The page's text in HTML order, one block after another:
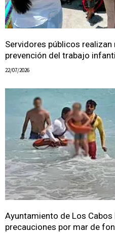
Servidores públicos
prevención del trabajo
22/07/2026
Ayuntamiento de Los
precauciones por mar de